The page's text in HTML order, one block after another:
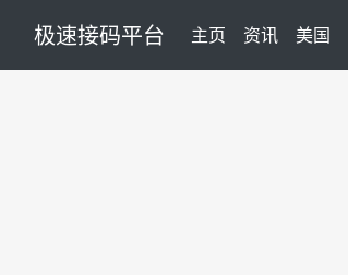
极速接码平台 主页 (current)
资讯 美国